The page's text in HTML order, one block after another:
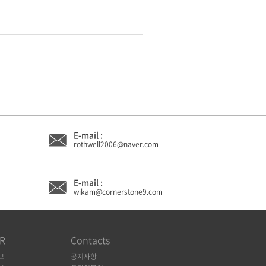
E-mail :
rothwell2006@naver.com
E-mail :
wikam@cornerstone9.com
Contacts
공지사항